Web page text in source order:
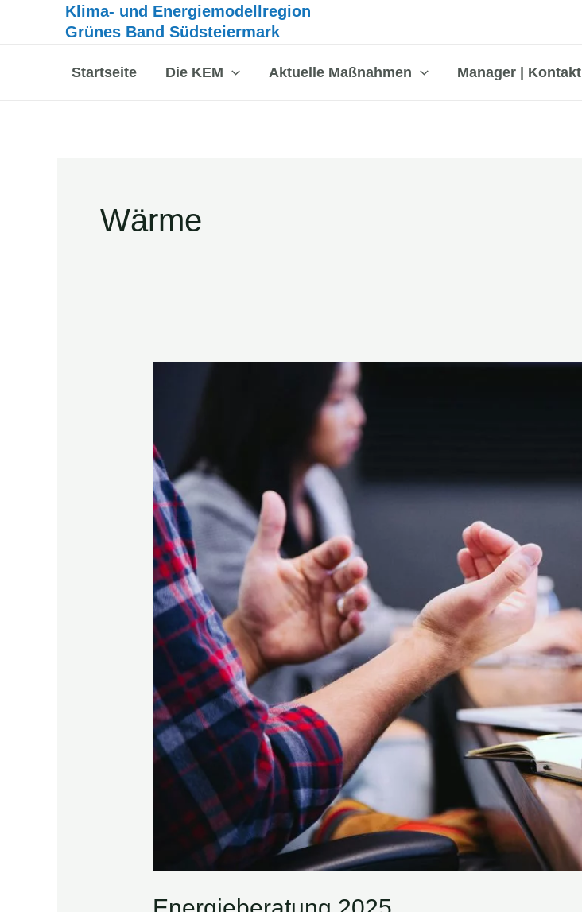
Klima- und Energiemodellregion
Grünes Band Südsteiermark
Startseite Die KEM Aktuelle Maßnahmen Manager | Kontakt
Wärme